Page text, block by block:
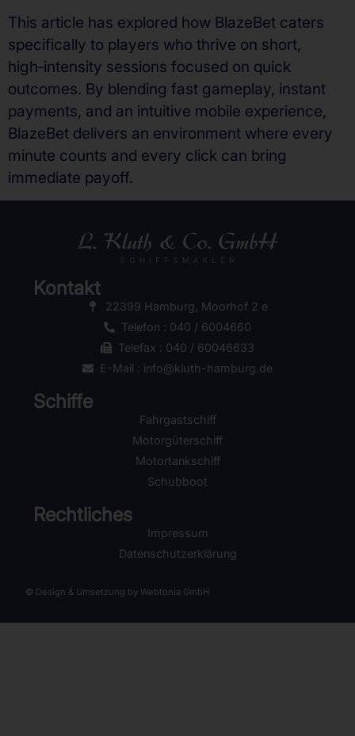
This article has explored how BlazeBet caters
specifically to players who thrive on short,
high‑intensity sessions focused on quick
outcomes. By blending fast gameplay, instant
payments, and an intuitive mobile experience,
BlazeBet delivers an environment where every
minute counts and every click can bring
immediate payoff.
Kontakt
22399 Hamburg, Moorhof 2 e
Telefon : 040 / 6004660
Telefax : 040 / 60046633
E-Mail : info@kluth-hamburg.de
Schiffe
Fahrgastschiff
Motorgüterschiff
Motortankschiff
Schubboot
Rechtliches
Impressum
Datenschutzerklärung
© Design & Umsetzung by Webtonia GmbH